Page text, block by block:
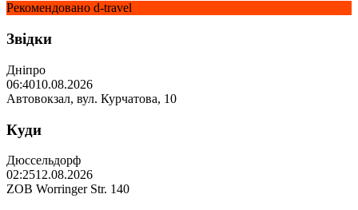
Рекомендовано d-travel
Звідки
Дніпро
06:4010.08.2026
Автовокзал, вул. Курчатова, 10
Куди
Дюссельдорф
02:2512.08.2026
ZOB Worringer Str. 140